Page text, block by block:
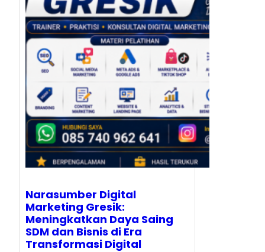
Narasumber Digital
Marketing Gresik:
Meningkatkan Daya Saing
SDM dan Bisnis di Era
Transformasi Digital